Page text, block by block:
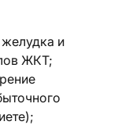
и
ЖКТ;